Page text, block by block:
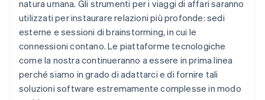
natura umana. Gli strumenti per i viaggi di affari saranno
utilizzati per instaurare relazioni più profonde: sedi
esterne e sessioni di brainstorming, in cui le
connessioni contano. Le piattaforme tecnologiche
come la nostra continueranno a essere in prima linea
perché siamo in grado di adattarci e di fornire tali
soluzioni software estremamente complesse in modo